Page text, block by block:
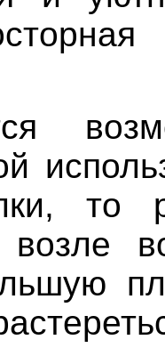
то